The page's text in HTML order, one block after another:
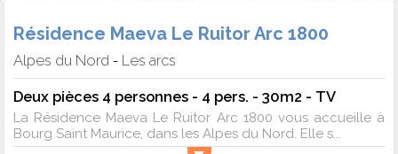
Résidence Maeva Le Ruitor Arc 1800
Alpes du Nord - Les arcs
Deux pièces 4 personnes - 4 pers. - 30m2 - TV
La Résidence Maeva Le Ruitor Arc 1800 vous accueille à
Bourg Saint Maurice, dans les Alpes du Nord. Elle s...